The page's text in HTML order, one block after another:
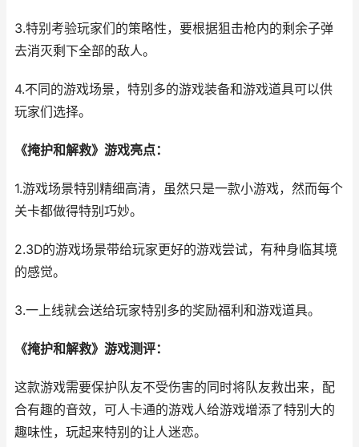
3.特别考验玩家们的策略性，要根据狙击枪内的剩余子弹
去消灭剩下全部的敌人。
4.不同的游戏场景，特别多的游戏装备和游戏道具可以供
玩家们选择。
《掩护和解救》游戏亮点：
1.游戏场景特别精细高清，虽然只是一款小游戏，然而每个
关卡都做得特别巧妙。
2.3D的游戏场景带给玩家更好的游戏尝试，有种身临其境
的感觉。
3.一上线就会送给玩家特别多的奖励福利和游戏道具。
《掩护和解救》游戏测评：
这款游戏需要保护队友不受伤害的同时将队友救出来，配
合有趣的音效，可人卡通的游戏人给游戏增添了特别大的
趣味性，玩起来特别的让人迷恋。